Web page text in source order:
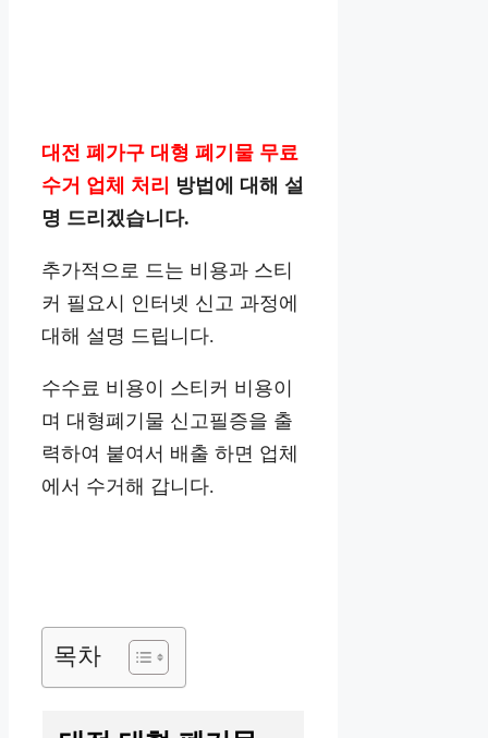
대전 폐가구 대형 폐기물 무료
수거 업체 처리 방법에 대해 설
명 드리겠습니다.
추가적으로 드는 비용과 스티
커 필요시 인터넷 신고 과정에
대해 설명 드립니다.
수수료 비용이 스티커 비용이
며 대형폐기물 신고필증을 출
력하여 붙여서 배출 하면 업체
에서 수거해 갑니다.
목차